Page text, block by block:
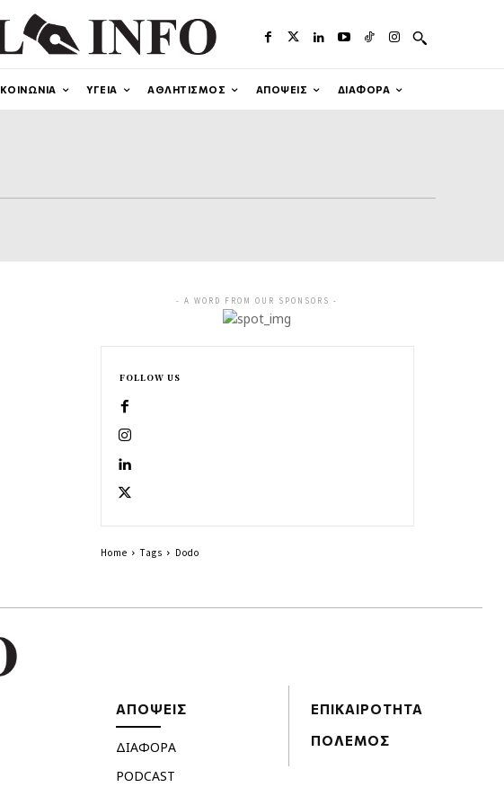
ΚΟΙΝΩΝΙΑ ΥΓΕΙΑ ΑΘΛΗΤΙΣΜΟΣ ΑΠΟΨΕΙΣ ΔΙΑΦΟΡΑ
- A WORD FROM OUR SPONSORS -
FOLLOW US
Home Tags Dodo
ΑΠΟΨΕΙΣ
ΔΙΑΦΟΡΑ
PODCAST
ΕΠΙΚΑΙΡΟΤΗΤΑ
ΠΟΛΕΜΟΣ